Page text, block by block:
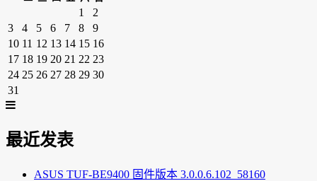
1
2
3
4 5 6 7 8
9
10 11 12 13 14 15 16
17 18 19 20 21 22 23
24 25 26 27 28 29 30
31
最近发表
ASUS TUF-BE9400 固件版本 3.0.0.6.102_58160